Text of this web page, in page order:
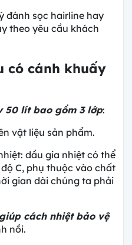
đánh sọc hairline hay
theo yêu cầu khách
có cánh khuấy
50 lít bao gồm 3 lớp:
vật liệu sản phẩm.
dầu gia nhiệt có thể
C, phụ thuộc vào chất
gian dài chúng ta phải
giúp cách nhiệt bảo vệ
nồi.